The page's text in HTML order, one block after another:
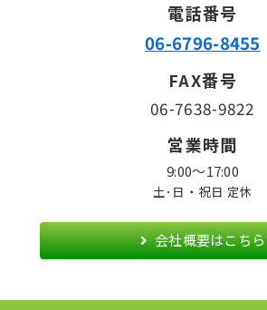
電話番号
06-6796-8455
FAX番号
06-7638-9822
営業時間
9:00〜17:00
土･日・祝日 定休
会社概要はこちら